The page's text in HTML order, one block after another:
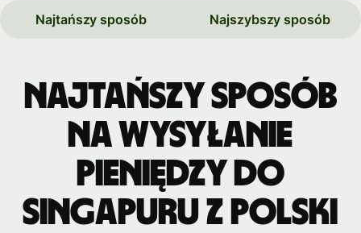
Najtańszy sposób Najszybszy sposób
Najtańszy sposób
na wysyłanie
pieniędzy do
Singapuru z Polski